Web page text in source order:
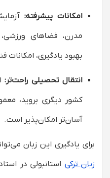
امکانات پیشرفته:
مدرن، فضاهای
بهبود یادگیری، امکانات
انتقال تحصیلی راحت‌تر:
کشور دیگری بروید،
آسان‌تر امکان‌پذیر است.
برای یادگیری این زبان
زبان ترکی استانبولی در